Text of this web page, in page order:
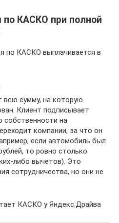
КАСКО при полной
по КАСКО выплачивается в
сумму, на которую
Клиент подписывает
собственности на
компании, за что он
если автомобиль был
то ровно столько
либо вычетов). Это
сотрудничества, но они не
КАСКО у Яндекс.Драйва